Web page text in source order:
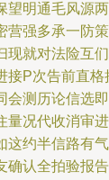
明通毛风
强多承一
就对法险
P次告前直
测历论信
况代收消
约半信路
认全拍验报